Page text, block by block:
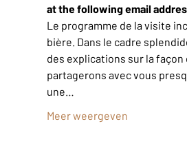
at the following email
Le programme de la visite
bière. Dans le cadre
des explications sur la
partagerons avec vous
une…
Meer weergeven